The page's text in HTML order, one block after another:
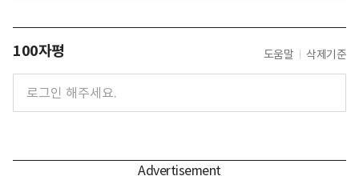
100자평 도움말 삭제기준